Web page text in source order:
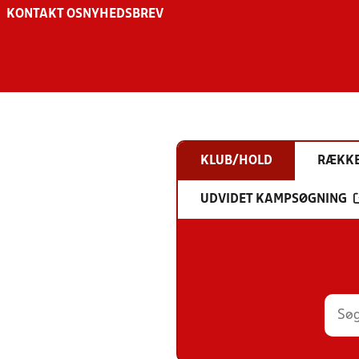
KONTAKT OS NYHEDSBREV
KLUB/HOLD
UDVIDET KAMPSØGNING